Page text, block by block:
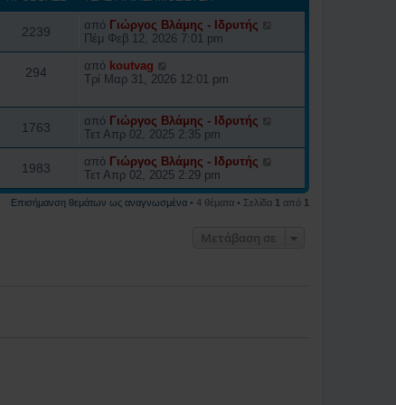
2239 από Γιώργος Βλάμης - Ιδρυτής
Πέμ Φεβ 12, 2026 7:01 pm
294 από koutvag
Τρί Μαρ 31, 2026 12:01 pm
1763 από Γιώργος Βλάμης - Ιδρυτής
Τετ Απρ 02, 2025 2:35 pm
1983 από Γιώργος Βλάμης - Ιδρυτής
Τετ Απρ 02, 2025 2:29 pm
Επισήμανση θεμάτων ως αναγνωσμένα • 4 θέματα • Σελίδα 1 από 1
Μετάβαση σε